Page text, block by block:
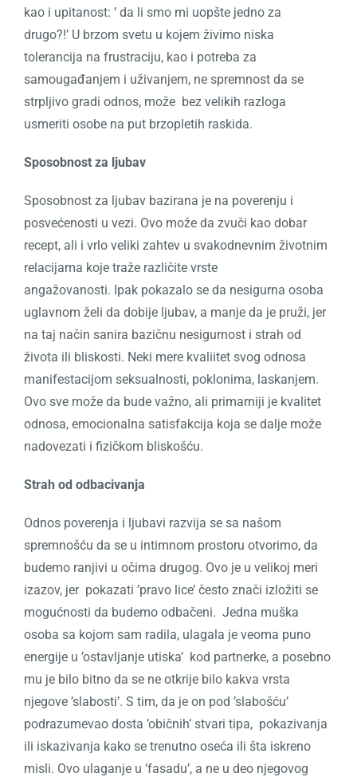
kao i upitanost: ’ da li smo mi uopšte jedno za
drugo?!’ U brzom svetu u kojem živimo niska
tolerancija na frustraciju, kao i potreba za
samougađanjem i uživanjem, ne spremnost da se
strpljivo gradi odnos, može bez velikih razloga
usmeriti osobe na put brzopletih raskida.
Sposobnost za ljubav
Sposobnost za ljubav bazirana je na poverenju i
posvećenosti u vezi. Ovo može da zvuči kao dobar
recept, ali i vrlo veliki zahtev u svakodnevnim životnim
relacijama koje traže različite vrste
angažovanosti. Ipak pokazalo se da nesigurna osoba
uglavnom želi da dobije ljubav, a manje da je pruži, jer
na taj način sanira bazičnu nesigurnost i strah od
života ili bliskosti. Neki mere kvaliitet svog odnosa
manifestacijom seksualnosti, poklonima, laskanjem.
Ovo sve može da bude važno, ali primarniji je kvalitet
odnosa, emocionalna satisfakcija koja se dalje može
nadovezati i fizičkom bliskošću.
Strah od odbacivanja
Odnos poverenja i ljubavi razvija se sa našom
spremnošću da se u intimnom prostoru otvorimo, da
budemo ranjivi u očima drugog. Ovo je u velikoj meri
izazov, jer pokazati ’pravo lice’ često znači izložiti se
mogućnosti da budemo odbačeni. Jedna muška
osoba sa kojom sam radila, ulagala je veoma puno
energije u ’ostavljanje utiska’ kod partnerke, a posebno
mu je bilo bitno da se ne otkrije bilo kakva vrsta
njegove ’slabosti’. S tim, da je on pod ’slabošću’
podrazumevao dosta ’običnih’ stvari tipa, pokazivanja
ili iskazivanja kako se trenutno oseća ili šta iskreno
misli. Ovo ulaganje u ’fasadu’, a ne u deo njegovog